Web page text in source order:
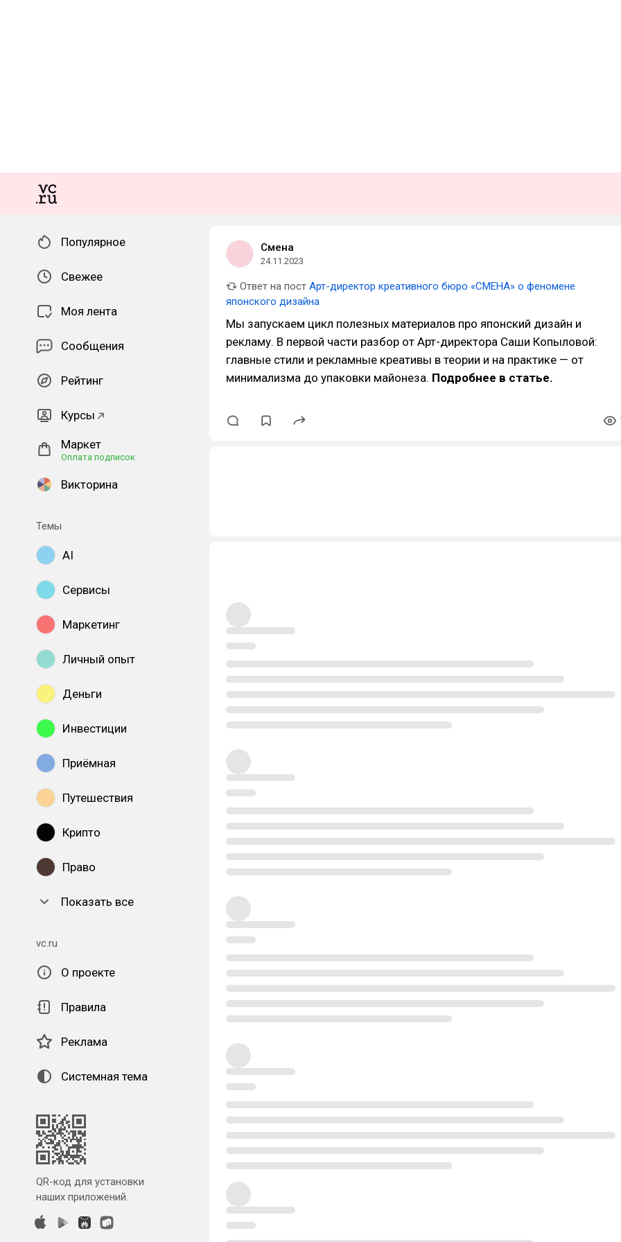
Популярное
Свежее
Моя лента
Сообщения
Рейтинг
Курсы
Маркет
Оплата подписок
Викторина
Темы
AI
Сервисы
Маркетинг
Личный опыт
Деньги
Инвестиции
Приёмная
Путешествия
Крипто
Право
Показать все
vc.ru
О проекте
Правила
Реклама
Системная тема
QR-код для установки
наших приложений.
Смена
24.11.2023
Ответ на пост Арт-директор креативного бюро «‎СМЕНА» о феномене
японского дизайна
Мы запускаем цикл полезных материалов про японский дизайн и
рекламу. В первой части разбор от Арт-директора Саши Копыловой:
главные стили и рекламные креативы в теории и на практике — от
минимализма до упаковки майонеза. Подробнее в статье.